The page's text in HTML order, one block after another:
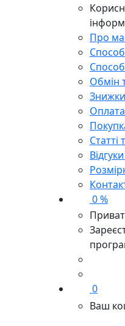
Про
Обмін
Статті
0 %
0
Ваш